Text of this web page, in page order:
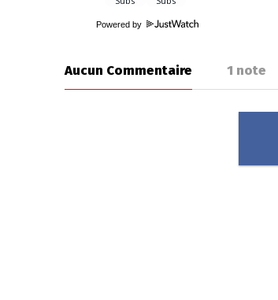
Powered by
Aucun Commentaire 1 note